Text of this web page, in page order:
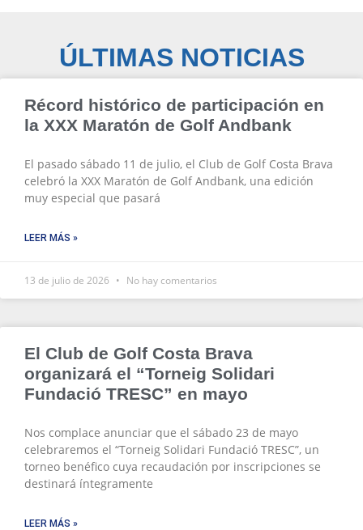
ÚLTIMAS NOTICIAS
Récord histórico de participación en
la XXX Maratón de Golf Andbank
El pasado sábado 11 de julio, el Club de Golf Costa Brava
celebró la XXX Maratón de Golf Andbank, una edición
muy especial que pasará
LEER MÁS »
13 de julio de 2026 No hay comentarios
El Club de Golf Costa Brava
organizará el “Torneig Solidari
Fundació TRESC” en mayo
Nos complace anunciar que el sábado 23 de mayo
celebraremos el “Torneig Solidari Fundació TRESC”, un
torneo benéfico cuya recaudación por inscripciones se
destinará íntegramente
LEER MÁS »